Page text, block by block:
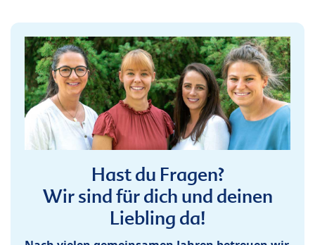
Hast du Fragen?
Wir sind für dich und deinen
Liebling da!